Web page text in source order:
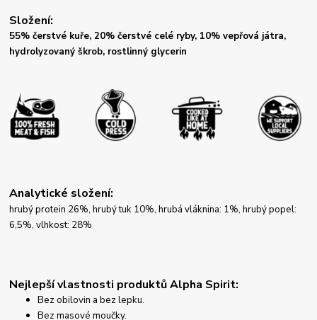
Složení:
55% čerstvé kuře, 20% čerstvé celé ryby, 10% vepřová játra,
hydrolyzovaný škrob, rostlinný glycerin
Analytické složení:
hrubý protein 26%, hrubý tuk 10%, hrubá vláknina: 1%, hrubý popel:
6,5%, vlhkost: 28%
Nejlepší vlastnosti produktů Alpha Spirit:
Bez obilovin a bez lepku.
Bez masové moučky.